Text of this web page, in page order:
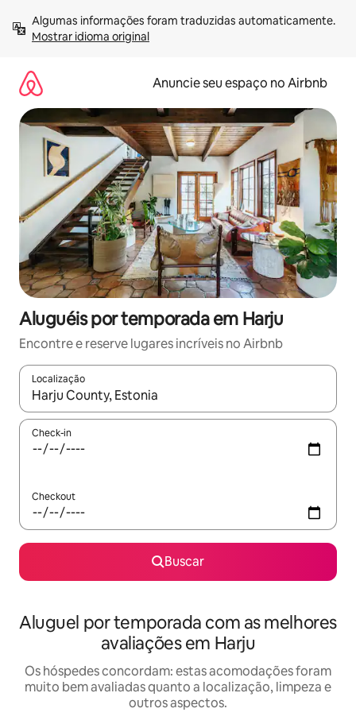
para
Mostrar idioma original
Anuncie seu espaço no Airbnb
Aluguéis por temporada em Harju
Encontre e reserve lugares incríveis no Airbnb
Localização
Quando os resultados estiverem disponíveis, explore-os
Check-in
Checkout
Buscar
Aluguel por temporada com as melhores
avaliações em Harju
Os hóspedes concordam: estas acomodações foram
muito bem avaliadas quanto a localização, limpeza e
outros aspectos.